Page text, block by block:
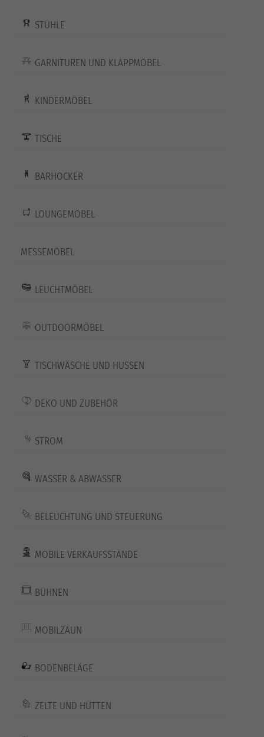
STÜHLE
GARNITUREN UND KLAPPMÖBEL
KINDERMÖBEL
TISCHE
BARHOCKER
LOUNGEMÖBEL
MESSEMÖBEL
LEUCHTMÖBEL
OUTDOORMÖBEL
TISCHWÄSCHE UND HUSSEN
DEKO UND ZUBEHÖR
STROM
WASSER & ABWASSER
BELEUCHTUNG UND STEUERUNG
MOBILE VERKAUFSSTÄNDE
BÜHNEN
MOBILZAUN
BODENBELÄGE
ZELTE UND HÜTTEN